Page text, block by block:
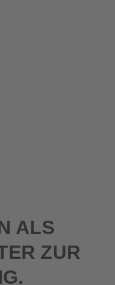
ALS
ZUR